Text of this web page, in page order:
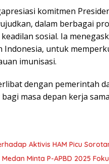
komitmen
dalam berbagai
sosial. Ia
Indonesia, untuk
imunisasi.
dengan pemerintah
masa depan kerja
Aktivis HAM Picu
Minta P-APBD 2025